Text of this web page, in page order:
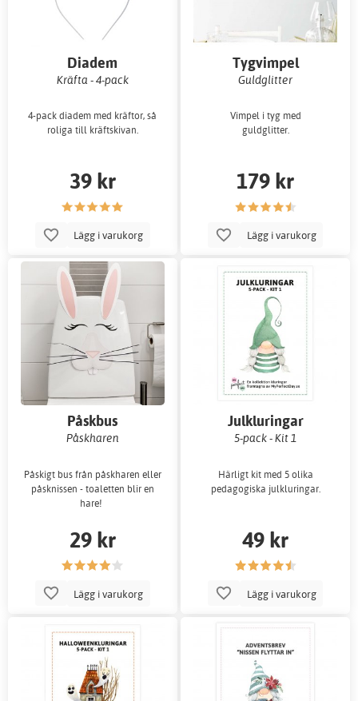
Diadem
Kräfta - 4-pack
4-pack diadem med kräftor, så
roliga till kräftskivan.
39 kr
Lägg i varukorg
Tygvimpel
Guldglitter
Vimpel i tyg med
guldglitter.
179 kr
Lägg i varukorg
Påskbus
Påskharen
Påskigt bus från påskharen eller
påsknissen - toaletten blir en
hare!
29 kr
Lägg i varukorg
Julkluringar
5-pack - Kit 1
Härligt kit med 5 olika
pedagogiska julkluringar.
49 kr
Lägg i varukorg